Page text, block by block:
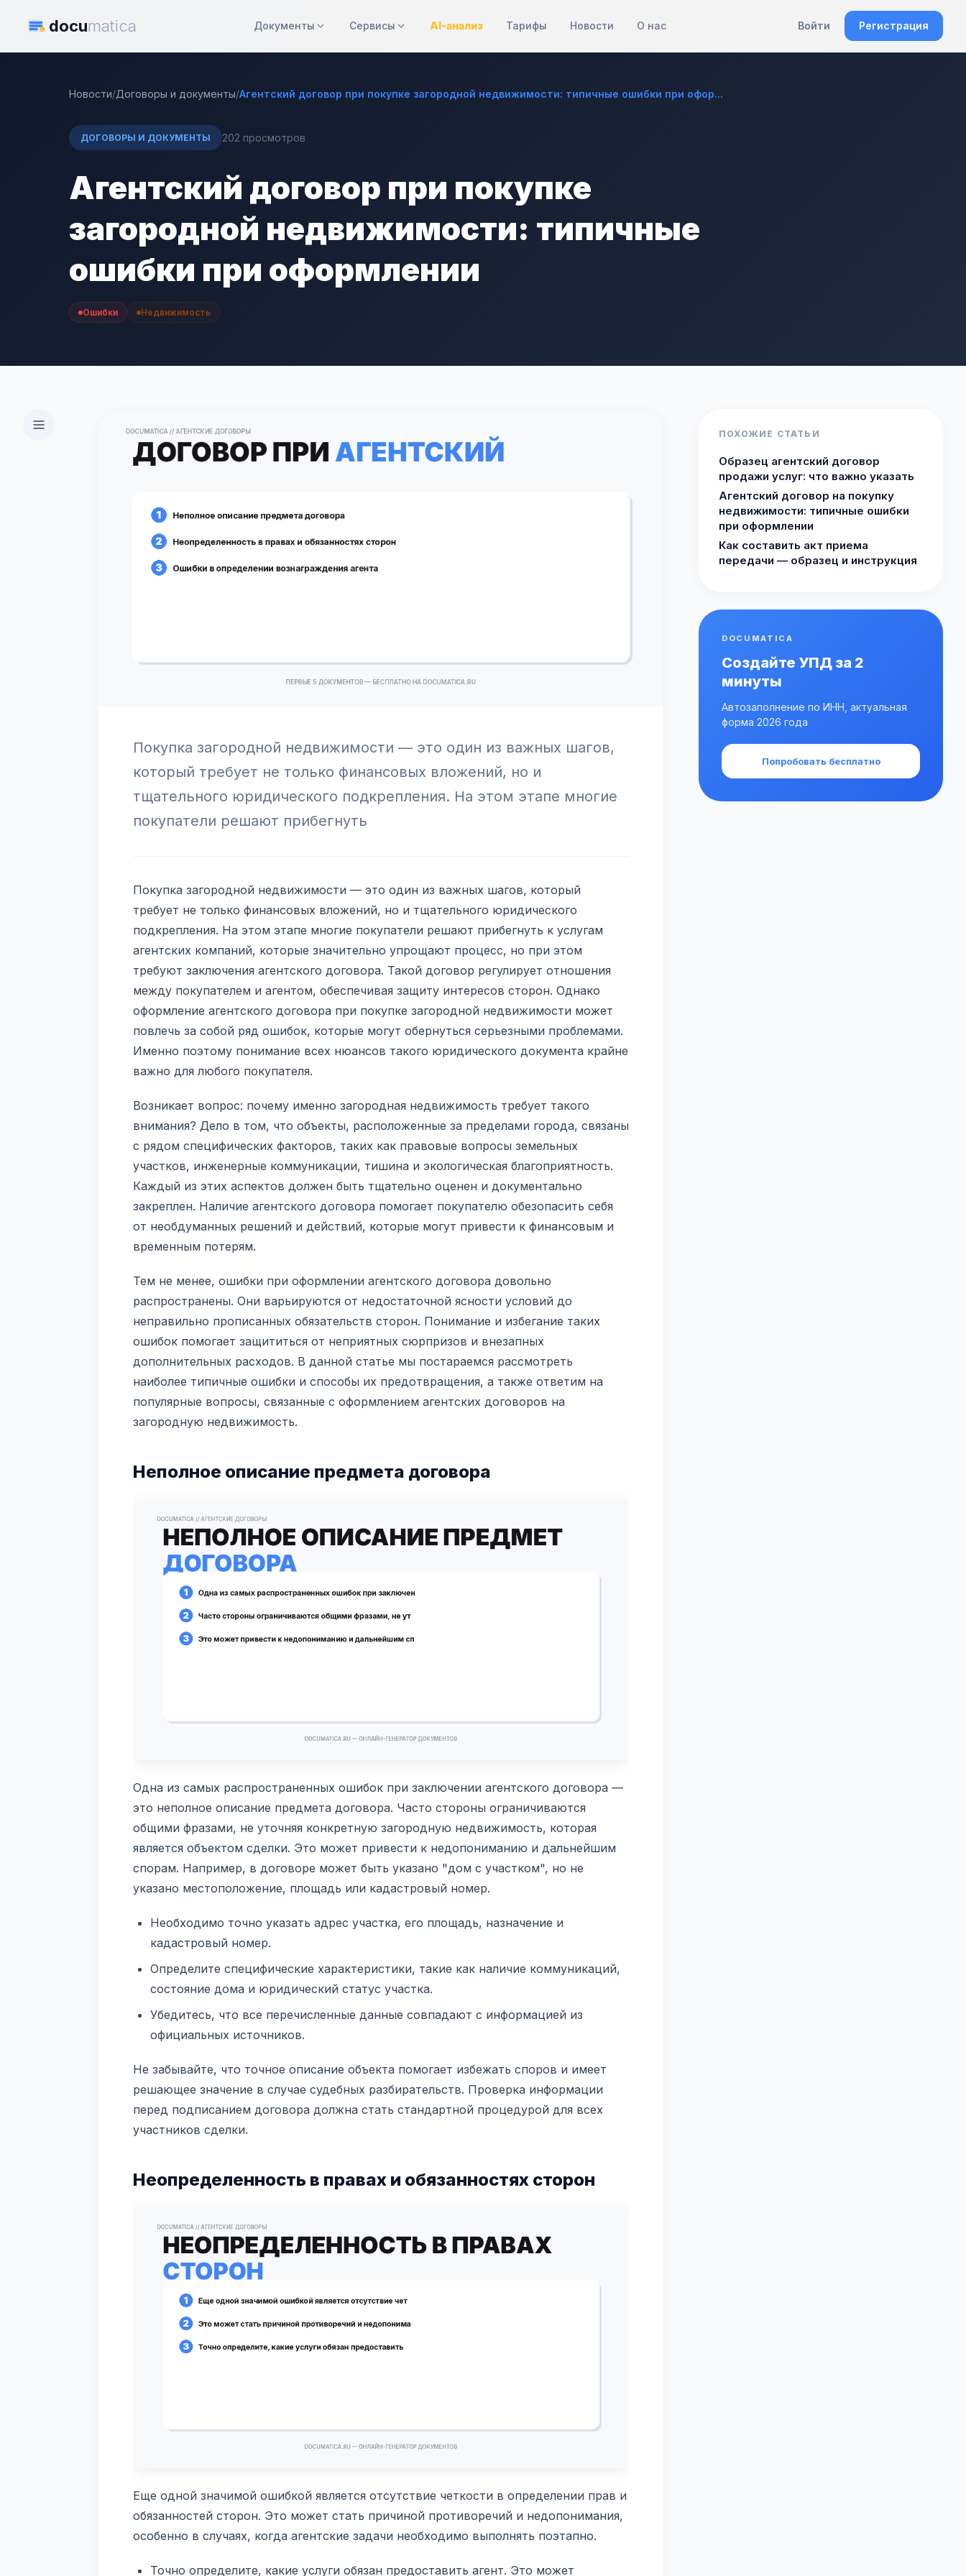
documatica Документы Сервисы AI-анализ Тарифы Новости О нас Войти Регистрация
Новости/Договоры и документы/Агентский договор при покупке загородной недвижимости: типичные ошибки при офор...
ДОГОВОРЫ И ДОКУМЕНТЫ 202 просмотров
Агентский договор при покупке
загородной недвижимости: типичные
ошибки при оформлении
Ошибки Недвижимость
Покупка загородной недвижимости — это один из важных шагов,
который требует не только финансовых вложений, но и
тщательного юридического подкрепления. На этом этапе многие
покупатели решают прибегнуть
Покупка загородной недвижимости — это один из важных шагов, который
требует не только финансовых вложений, но и тщательного юридического
подкрепления. На этом этапе многие покупатели решают прибегнуть к услугам
агентских компаний, которые значительно упрощают процесс, но при этом
требуют заключения агентского договора. Такой договор регулирует отношения
между покупателем и агентом, обеспечивая защиту интересов сторон. Однако
оформление агентского договора при покупке загородной недвижимости может
повлечь за собой ряд ошибок, которые могут обернуться серьезными проблемами.
Именно поэтому понимание всех нюансов такого юридического документа крайне
важно для любого покупателя.
Возникает вопрос: почему именно загородная недвижимость требует такого
внимания? Дело в том, что объекты, расположенные за пределами города, связаны
с рядом специфических факторов, таких как правовые вопросы земельных
участков, инженерные коммуникации, тишина и экологическая благоприятность.
Каждый из этих аспектов должен быть тщательно оценен и документально
закреплен. Наличие агентского договора помогает покупателю обезопасить себя
от необдуманных решений и действий, которые могут привести к финансовым и
временным потерям.
Тем не менее, ошибки при оформлении агентского договора довольно
распространены. Они варьируются от недостаточной ясности условий до
неправильно прописанных обязательств сторон. Понимание и избегание таких
ошибок помогает защититься от неприятных сюрпризов и внезапных
дополнительных расходов. В данной статье мы постараемся рассмотреть
наиболее типичные ошибки и способы их предотвращения, а также ответим на
популярные вопросы, связанные с оформлением агентских договоров на
загородную недвижимость.
Неполное описание предмета договора
Одна из самых распространенных ошибок при заключении агентского договора —
это неполное описание предмета договора. Часто стороны ограничиваются
общими фразами, не уточняя конкретную загородную недвижимость, которая
является объектом сделки. Это может привести к недопониманию и дальнейшим
спорам. Например, в договоре может быть указано "дом с участком", но не
указано местоположение, площадь или кадастровый номер.
Необходимо точно указать адрес участка, его площадь, назначение и
кадастровый номер.
Определите специфические характеристики, такие как наличие коммуникаций,
состояние дома и юридический статус участка.
Убедитесь, что все перечисленные данные совпадают с информацией из
официальных источников.
Не забывайте, что точное описание объекта помогает избежать споров и имеет
решающее значение в случае судебных разбирательств. Проверка информации
перед подписанием договора должна стать стандартной процедурой для всех
участников сделки.
Неопределенность в правах и обязанностях сторон
Еще одной значимой ошибкой является отсутствие четкости в определении прав и
обязанностей сторон. Это может стать причиной противоречий и недопонимания,
особенно в случаях, когда агентские задачи необходимо выполнять поэтапно.
Точно определите, какие услуги обязан предоставить агент. Это может
ПОХОЖИЕ СТАТЬИ
Образец агентский договор
продажи услуг: что важно указать
Агентский договор на покупку
недвижимости: типичные ошибки
при оформлении
Как составить акт приема
передачи — образец и инструкция
DOCUMATICA
Создайте УПД за 2
минуты
Автозаполнение по ИНН, актуальная
форма 2026 года
Попробовать бесплатно